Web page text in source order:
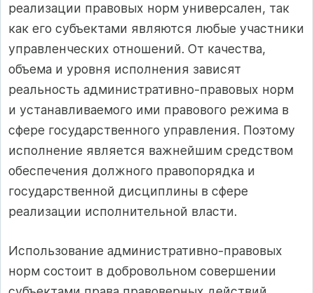
реализации правовых норм универсален, так
как его субъектами являются любые участники
управленческих отношений. От качества,
объема и уровня исполнения зависят
реальность административно-правовых норм
и устанавливаемого ими правового режима в
сфере государственного управления. Поэтому
исполнение является важнейшим средством
обеспечения должного правопорядка и
государственной дисциплины в сфере
реализации исполнительной власти.
Использование административно-правовых
норм состоит в добровольном совершении